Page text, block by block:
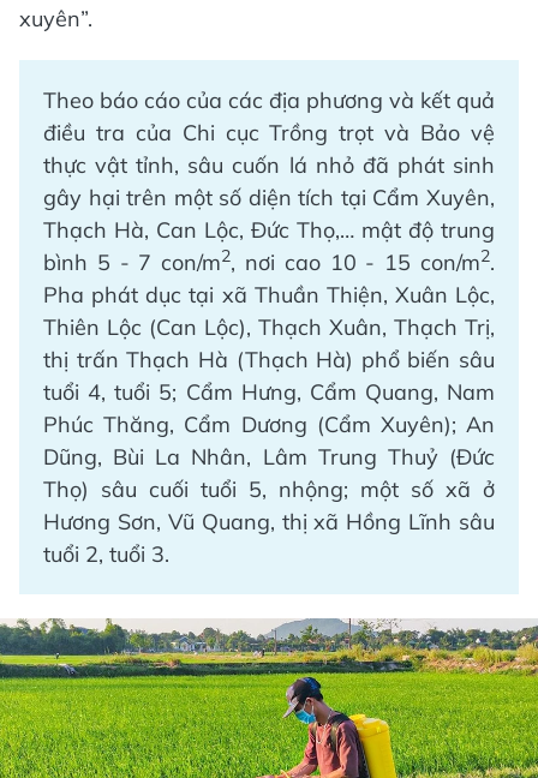
xuyên”.
Theo báo cáo của các địa phương và kết quả
điều tra của Chi cục Trồng trọt và Bảo vệ
thực vật tỉnh, sâu cuốn lá nhỏ đã phát sinh
gây hại trên một số diện tích tại Cẩm Xuyên,
Thạch Hà, Can Lộc, Đức Thọ,… mật độ trung
bình 5 - 7 con/m2, nơi cao 10 - 15 con/m2.
Pha phát dục tại xã Thuần Thiện, Xuân Lộc,
Thiên Lộc (Can Lộc), Thạch Xuân, Thạch Trị,
thị trấn Thạch Hà (Thạch Hà) phổ biến sâu
tuổi 4, tuổi 5; Cẩm Hưng, Cẩm Quang, Nam
Phúc Thăng, Cẩm Dương (Cẩm Xuyên); An
Dũng, Bùi La Nhân, Lâm Trung Thuỷ (Đức
Thọ) sâu cuối tuổi 5, nhộng; một số xã ở
Hương Sơn, Vũ Quang, thị xã Hồng Lĩnh sâu
tuổi 2, tuổi 3.